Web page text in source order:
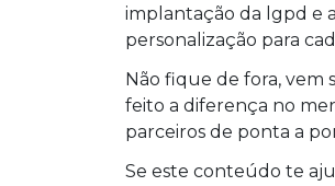
implantação da lgpd e
personalização para
Não fique de fora, vem
feito a diferença no
parceiros de ponta a
Se este conteúdo te